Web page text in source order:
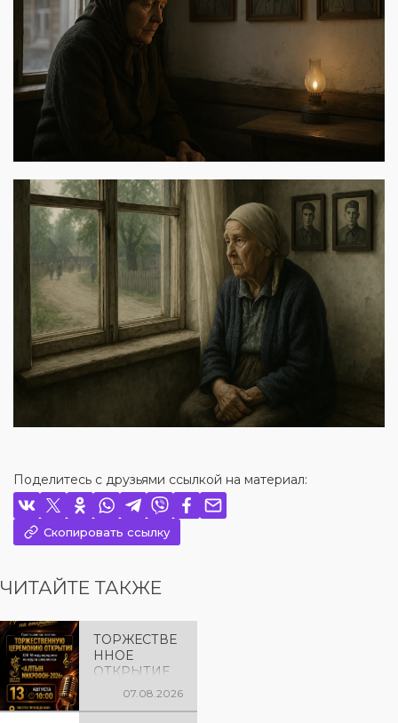
Поделитесь с друзьями ссылкой на материал:
Скопировать ссылку
ЧИТАЙТЕ ТАКЖЕ
ТОРЖЕСТВЕ
ННОЕ
ОТКРЫТИЕ
«АЛТЫН
07.08.2026